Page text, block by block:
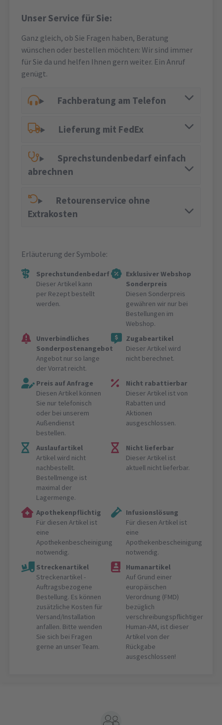
Unser Service für Sie:
Ganz gleich, ob Sie Fragen haben, Beratung
wünschen oder bestellen möchten: Wir sind immer
für Sie da und helfen Ihnen gern weiter. Ein Anruf
genügt.
Fachberatung am Telefon
Lieferung mit FedEx
Sprechstundenbedarf einfach
abrechnen
Retourenservice ohne
Extrakosten
Erläuterung der Symbole:
Sprechstundenbedarf
Dieser Artikel kann
per Rezept bestellt
werden.
Exklusiver Webshop
Sonderpreis
Diesen Sonderpreis
gewähren wir nur bei
Bestellungen im
Webshop.
Unverbindliches
Sonderpostenangebot
Angebot nur so lange
der Vorrat reicht.
Zugabeartikel
Dieser Artikel wird
nicht berechnet.
Preis auf Anfrage
Diesen Artikel können
Sie nur telefonisch
oder bei unserem
Außendienst
bestellen.
Nicht rabattierbar
Dieser Artikel ist von
Rabatten und
Aktionen
ausgeschlossen.
Auslaufartikel
Artikel wird nicht
nachbestellt.
Bestellmenge ist
maximal der
Lagermenge.
Nicht lieferbar
Dieser Artikel ist
aktuell nicht lieferbar.
Apothekenpflichtig
Für diesen Artikel ist
eine
Apothekenbescheinigung
notwendig.
Infusionslösung
Für diesen Artikel ist
eine
Apothekenbescheinigung
notwendig.
Streckenartikel
Streckenartikel -
Auftragsbezogene
Bestellung. Es können
zusätzliche Kosten für
Versand/Installation
anfallen. Bitte wenden
Sie sich bei Fragen
gerne an unser Team.
Humanartikel
Auf Grund einer
europäischen
Verordnung (FMD)
bezüglich
verschreibungspflichtiger
Human-AM, ist dieser
Artikel von der
Rückgabe
ausgeschlossen!